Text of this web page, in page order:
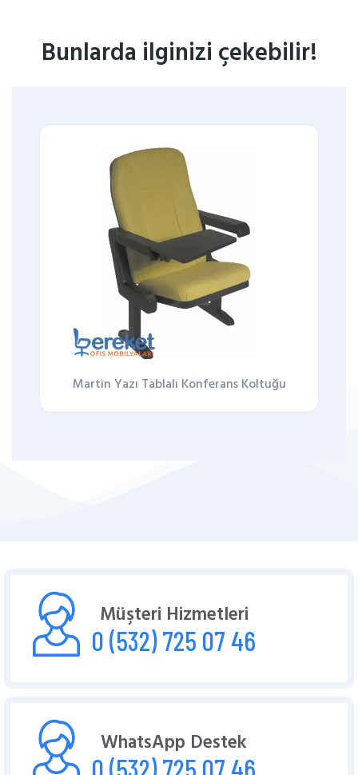
Bunlarda ilginizi çekebilir!
Martin Yazı Tablalı Konferans Koltuğu
Müşteri Hizmetleri
0 (532) 725 07 46
WhatsApp Destek
0 (532) 725 07 46